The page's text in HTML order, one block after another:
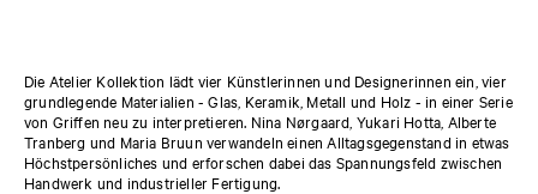
Die Atelier Kollektion lädt vier Künstlerinnen und Designerinnen ein, vier
grundlegende Materialien - Glas, Keramik, Metall und Holz - in einer Serie
von Griffen neu zu interpretieren. Nina Nørgaard, Yukari Hotta, Alberte
Tranberg und Maria Bruun verwandeln einen Alltagsgegenstand in etwas
Höchstpersönliches und erforschen dabei das Spannungsfeld zwischen
Handwerk und industrieller Fertigung.